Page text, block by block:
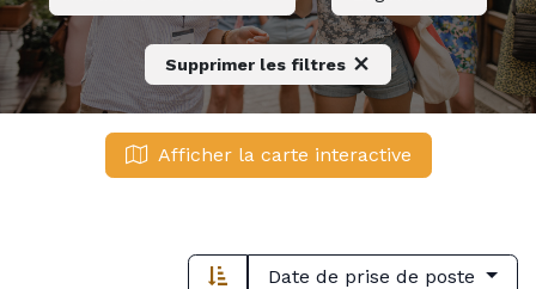
Supprimer les filtres
Afficher la carte interactive
Date de prise de poste